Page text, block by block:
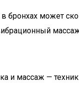
бронхах может
и массаж —